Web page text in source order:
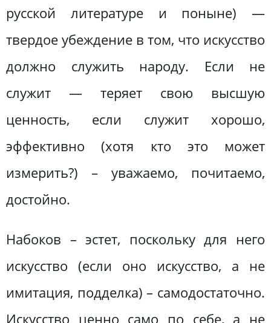
русской литературе и поныне) —
твердое убеждение в том, что искусство
должно служить народу. Если не
служит — теряет свою высшую
ценность, если служит хорошо,
эффективно (хотя кто это может
измерить?) – уважаемо, почитаемо,
достойно.
Набоков – эстет, поскольку для него
искусство (если оно искусство, а не
имитация, подделка) – самодостаточно.
Искусство ценно само по себе, а не